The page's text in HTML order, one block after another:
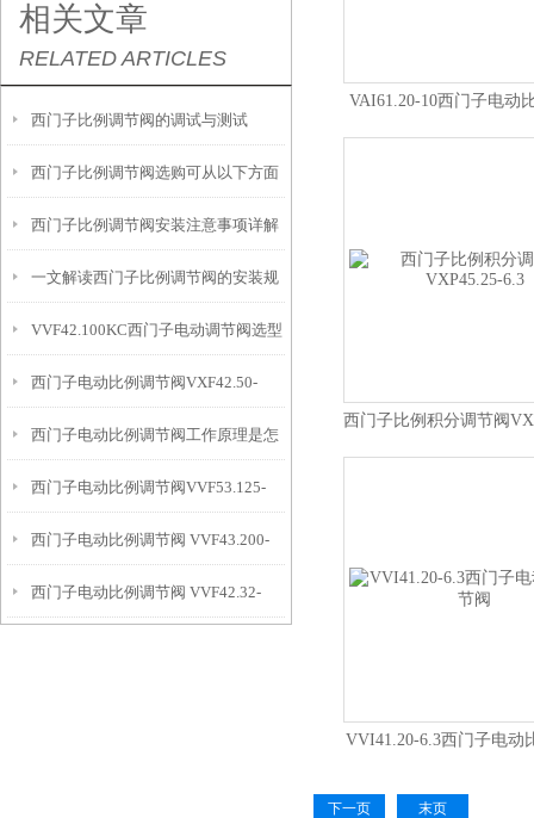
相关文章
RELATED ARTICLES
西门子比例调节阀的调试与测试
西门子比例调节阀选购可从以下方面
进行
西门子比例调节阀安装注意事项详解
一文解读西门子比例调节阀的安装规
范
VVF42.100KC西门子电动调节阀选型
指导
西门子电动比例调节阀VXF42.50-
31.5C
西门子电动比例调节阀工作原理是怎
样的
西门子电动比例调节阀VVF53.125-
250
西门子电动比例调节阀 VVF43.200-
450K
西门子电动比例调节阀 VVF42.32-
VAI61.20-10西门子电动
西门子比例积分调节阀
VVI41.20-6.3西门子电动
下一页 末页